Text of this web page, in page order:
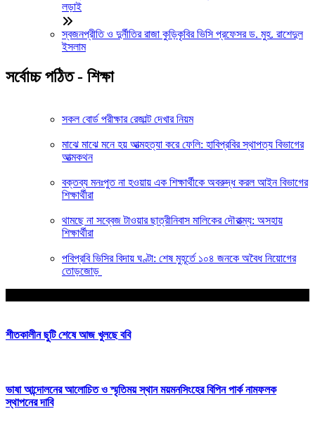
লড়াই
স্বজনপ্রীতি ও দুর্নীতির রাজা কুড়িকৃবির ভিসি প্রফেসর ড. মুহ. রাশেদুল
ইসলাম
সর্বোচ্চ পঠিত - শিক্ষা
সকল বোর্ড পরীক্ষার রেজাল্ট দেখার নিয়ম
মাঝে মাঝে মনে হয় আত্মহত্যা করে ফেলি: হাবিপ্রবির স্থাপত্য বিভাগের
আত্মকথন
বক্তব্য মনঃপুত না হওয়ায় এক শিক্ষার্থীকে অবরুদ্ধ করল আইন বিভাগের
শিক্ষার্থীরা
থামছে না সব্বেজ টাওয়ার ছাত্রীনিবাস মালিকের দৌরাত্ম্য: অসহায়
শিক্ষার্থীরা
পবিপ্রবি ভিসির বিদায় ঘণ্টা: শেষ মুহূর্তে ১০৪ জনকে অবৈধ নিয়োগের
তোড়জোড়
শীতকালীন ছুটি শেষে আজ খুলছে ববি
ভাষা আন্দোলনের আলোচিত ও স্মৃতিময় স্থান ময়মনসিংহের বিপিন পার্ক নামফলক
স্থাপনের দাবি